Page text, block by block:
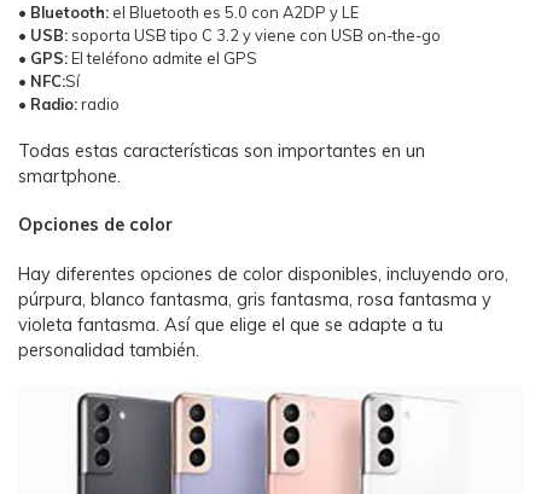
• Bluetooth: el Bluetooth es 5.0 con A2DP y LE
• USB: soporta USB tipo C 3.2 y viene con USB on-the-go
• GPS: El teléfono admite el GPS
• NFC:Sí
• Radio:radio
Todas estas características son importantes en un
smartphone.
Opciones de color
Hay diferentes opciones de color disponibles, incluyendo oro,
púrpura, blanco fantasma, gris fantasma, rosa fantasma y
violeta fantasma. Así que elige el que se adapte a tu
personalidad también.